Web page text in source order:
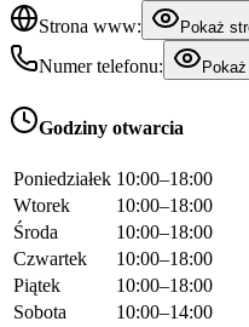
Strona www:
Pokaż
Numer telefonu:
Godziny otwarcia
Poniedziałek 10:00–18:00
Wtorek
10:00–18:00
Środa
10:00–18:00
Czwartek
10:00–18:00
Piątek
10:00–18:00
Sobota
10:00–14:00